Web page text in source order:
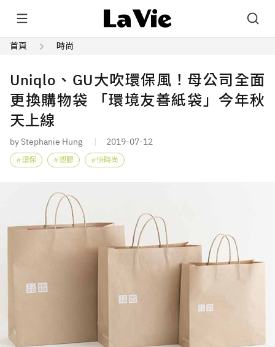
首頁 時尚
Uniqlo、GU大吹環保風！母公司全面
更換購物袋 「環境友善紙袋」今年秋
天上線
by Stephanie Hung 2019-07-12
環保 塑膠 快時尚